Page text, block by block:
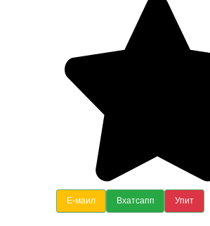
Е-маил Вхатсапп Упит